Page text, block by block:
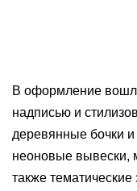
В оформление
надписью и
деревянные бочки
неоновые вывески,
также